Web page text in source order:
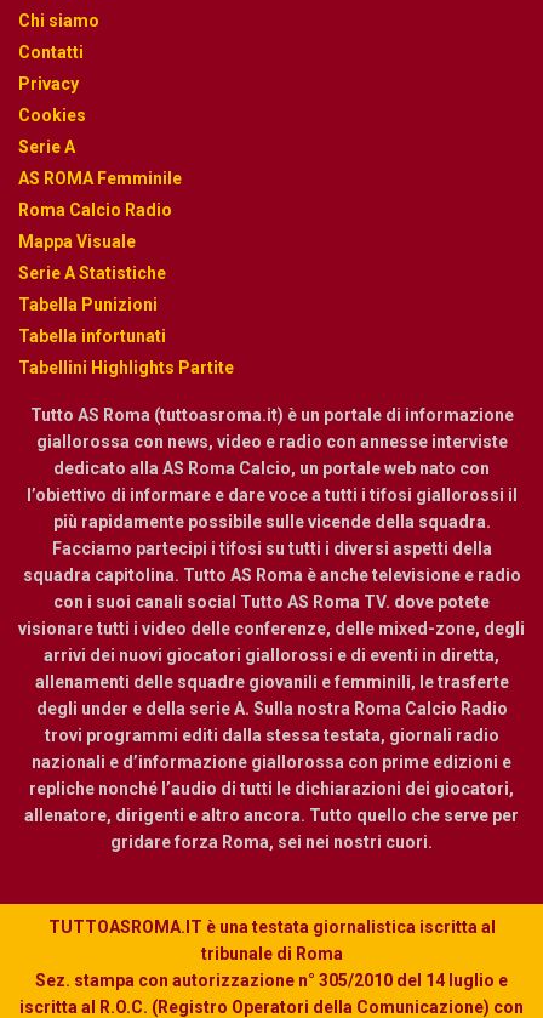
Chi siamo
Contatti
Privacy
Cookies
Serie A
AS ROMA Femminile
Roma Calcio Radio
Mappa Visuale
Serie A Statistiche
Tabella Punizioni
Tabella infortunati
Tabellini Highlights Partite
Tutto AS Roma (tuttoasroma.it) è un portale di informazione
giallorossa con news, video e radio con annesse interviste
dedicato alla AS Roma Calcio, un portale web nato con
l’obiettivo di informare e dare voce a tutti i tifosi giallorossi il
più rapidamente possibile sulle vicende della squadra.
Facciamo partecipi i tifosi su tutti i diversi aspetti della
squadra capitolina. Tutto AS Roma è anche televisione e radio
con i suoi canali social Tutto AS Roma TV. dove potete
visionare tutti i video delle conferenze, delle mixed-zone, degli
arrivi dei nuovi giocatori giallorossi e di eventi in diretta,
allenamenti delle squadre giovanili e femminili, le trasferte
degli under e della serie A. Sulla nostra Roma Calcio Radio
trovi programmi editi dalla stessa testata, giornali radio
nazionali e d’informazione giallorossa con prime edizioni e
repliche nonché l’audio di tutti le dichiarazioni dei giocatori,
allenatore, dirigenti e altro ancora. Tutto quello che serve per
gridare forza Roma, sei nei nostri cuori.
TUTTOASROMA.IT è una testata giornalistica iscritta al
tribunale di Roma
Sez. stampa con autorizzazione n° 305/2010 del 14 luglio e
iscritta al R.O.C. (Registro Operatori della Comunicazione) con